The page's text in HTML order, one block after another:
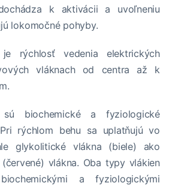
k aktivácii a uvoľneniu
lokomočné pohyby.
rýchlosť vedenia elektrických
vláknach od centra až k
biochemické a fyziologické
rýchlom behu sa uplatňujú vo
glykolitické vlákna (biele) ako
vlákna. Oba typy vlákien
a fyziologickými